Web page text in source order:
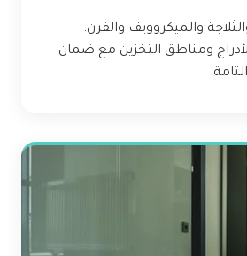
والميكروويف والفرن.
ومناطق التخزين مع ضمان